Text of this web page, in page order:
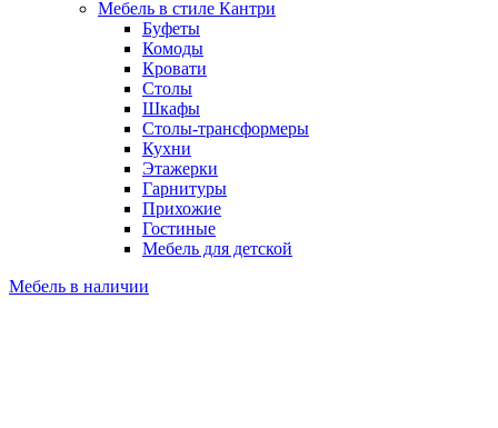
Мебель в стиле Кантри
Буфеты
Комоды
Кровати
Столы
Шкафы
Столы-трансформеры
Кухни
Этажерки
Гарнитуры
Прихожие
Гостиные
Мебель для детской
Мебель в наличии